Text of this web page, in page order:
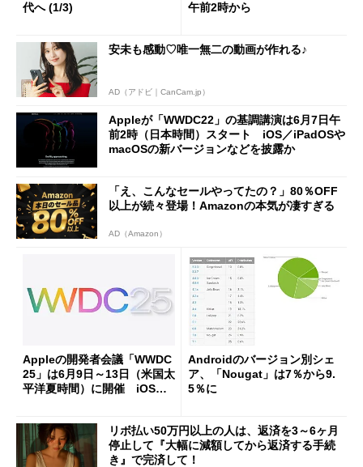
代へ (1/3)
午前2時から
安未も感動♡唯一無二の動画が作れる♪
AD（アドビ｜CanCam.jp）
Appleが「WWDC22」の基調講演は6月7日午
前2時（日本時間）スタート iOS／iPadOSや
macOSの新バージョンなどを披露か
「え、こんなセールやってたの？」80％OFF
以上が続々登場！Amazonの本気が凄すぎる
AD（Amazon）
Appleの開発者会議「WWDC
25」は6月9日～13日（米国太
平洋夏時間）に開催 iOS／i
Androidのバージョン別シェ
ア、「Nougat」は7％から9.
5％に
リボ払い50万円以上の人は、返済を3～6ヶ月
停止して『大幅に減額してから返済する手続
き』で完済して！